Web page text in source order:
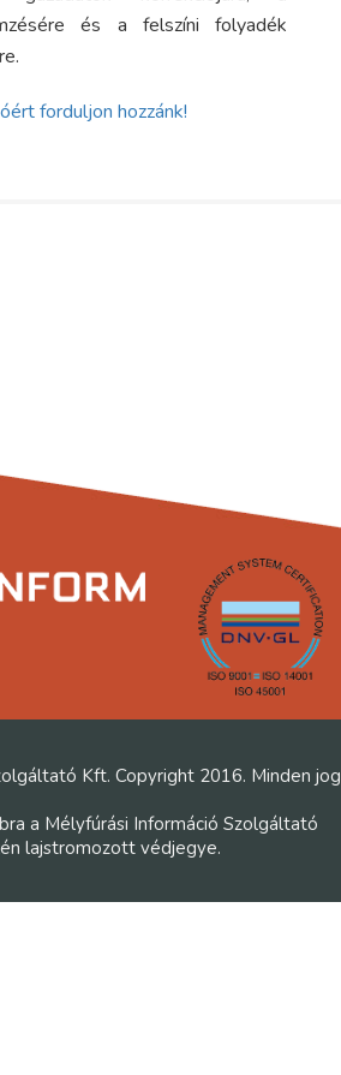
és a felszíni folyadék
forduljon hozzánk!
Kft. Copyright 2016. Minden jog
a Mélyfúrási Információ Szolgáltató
lajstromozott védjegye.